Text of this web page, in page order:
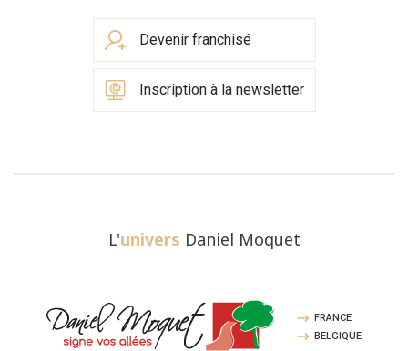
Devenir franchisé
Inscription à la newsletter
L'univers Daniel Moquet
FRANCE
BELGIQUE